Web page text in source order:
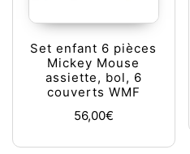
Set enfant 6 pièces
Mickey Mouse
assiette, bol, 6
couverts WMF
56,00€